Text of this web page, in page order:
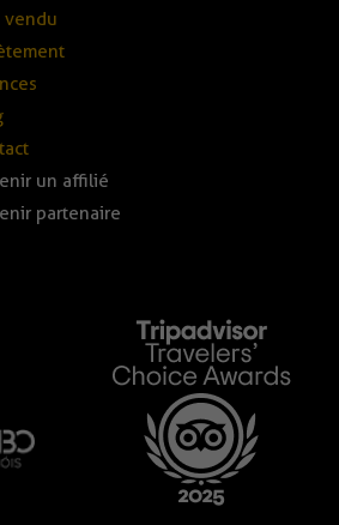
vendu
un affilié
partenaire